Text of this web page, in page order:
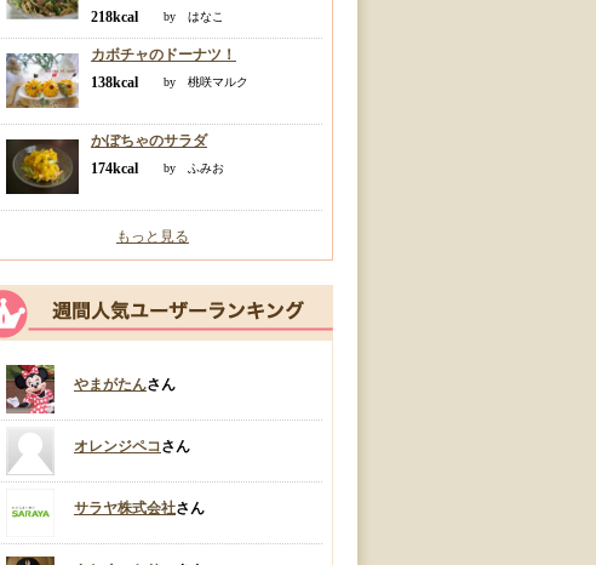
218kcal
by はなこ
カボチャのドーナツ！
138kcal
by 桃咲マルク
かぼちゃのサラダ
174kcal
by ふみお
もっと見る
やまがたんさん
オレンジペコさん
サラヤ株式会社さん